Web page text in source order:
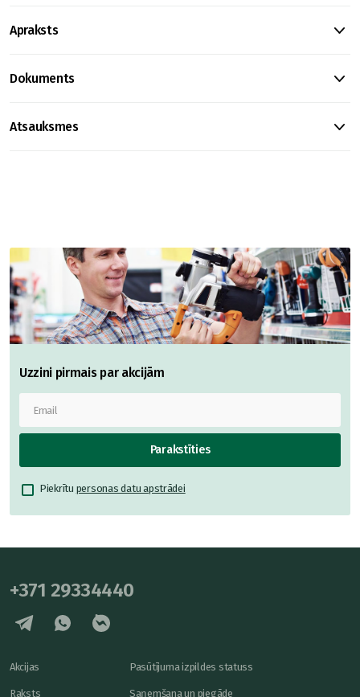
Apraksts
Dokuments
Atsauksmes
Uzzini pirmais par akcijām
Parakstīties
Piekrītu personas datu apstrādei
+371 29334440
Akcijas
Raksts
Pasūtījuma izpildes statuss
Saņemšana un piegāde